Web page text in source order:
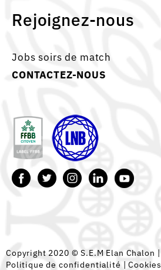
Rejoignez-nous
Jobs soirs de match
CONTACTEZ-NOUS
Copyright 2020 © S.E.M Elan Chalon |
Politique de confidentialité |Cookies